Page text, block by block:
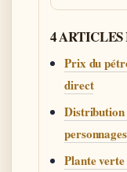
4 ARTICLES
Prix du
direct
personnages
Plante